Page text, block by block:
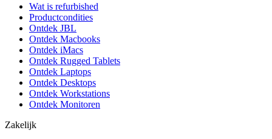
Wat is refurbished
Productcondities
Ontdek JBL
Ontdek Macbooks
Ontdek iMacs
Ontdek Rugged Tablets
Ontdek Laptops
Ontdek Desktops
Ontdek Workstations
Ontdek Monitoren
Zakelijk